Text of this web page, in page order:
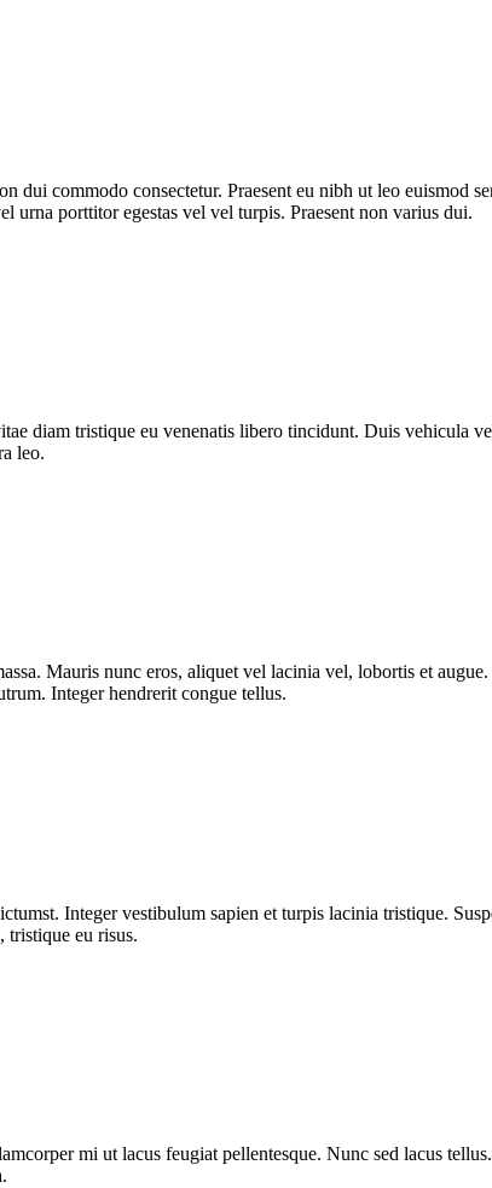
commodo consectetur. Praesent eu nibh ut leo euismod
urna porttitor egestas vel vel turpis. Praesent non varius dui.
diam tristique eu venenatis libero tincidunt. Duis vehicula
leo.
Mauris nunc eros, aliquet vel lacinia vel, lobortis et
Integer hendrerit congue tellus.
Integer vestibulum sapien et turpis lacinia tristique.
eu risus.
mi ut lacus feugiat pellentesque. Nunc sed lacus